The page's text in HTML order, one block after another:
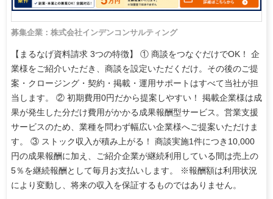
募集企業：株式会社インデンコンサルティング
【まるなげ資料請求 3つの特徴】 ① 商談をつなぐだけでOK！ 企
業様をご紹介いただき、商談を設定いただくだけ。その後のご提
案・クロージング・契約・掲載・運用サポートはすべて当社が担
当します。 ② 初期費用0円だから提案しやすい！ 掲載企業様は成
果が発生した分だけ費用がかかる成果報酬型サービス。営業支援
サービスのため、業種を問わず幅広い企業様へご提案いただけま
す。 ③ ストック収入が積み上がる！ 商談実施1件につき10,000
円の成果報酬に加え、ご紹介企業が継続利用している間は売上の
5％を継続報酬として毎月お支払いします。 ※報酬額は利用状況
により変動し、将来の収入を保証するものではありません。